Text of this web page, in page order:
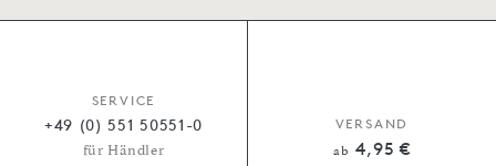
SERVICE
+49 (0) 551 50551-0
für Händler
VERSAND
ab 4,95 €